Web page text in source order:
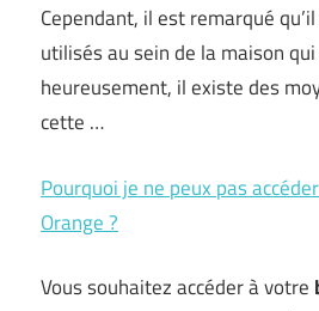
Cependant, il est remarqué
utilisés au sein de la maison
heureusement, il existe des
cette …
Pourquoi je ne peux pas
Orange ?
Vous souhaitez accéder à votre